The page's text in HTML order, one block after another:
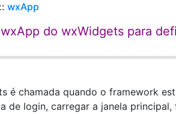
wxApp
do wxWidgets para
é chamada quando o framework
de login, carregar a janela